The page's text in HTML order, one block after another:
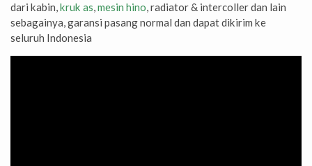
dari kabin,kruk as,mesin hino, radiator & intercoller dan lain
sebagainya, garansi pasang normal dan dapat dikirim ke
seluruh Indonesia